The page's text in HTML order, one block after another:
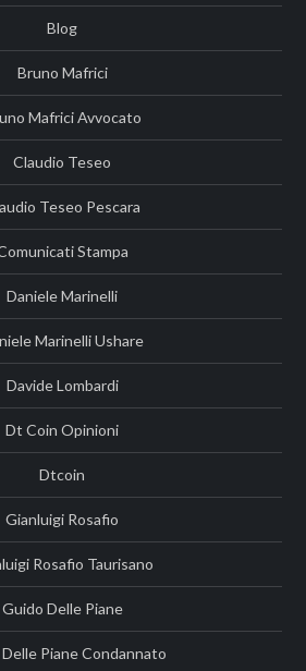
Blog
Bruno Mafrici
Mafrici Avvocato
Claudio Teseo
Teseo Pescara
Stampa
Daniele Marinelli
Marinelli Ushare
Davide Lombardi
Dt Coin Opinioni
Dtcoin
Gianluigi Rosafio
Rosafio Taurisano
Guido Delle Piane
Piane Condannato